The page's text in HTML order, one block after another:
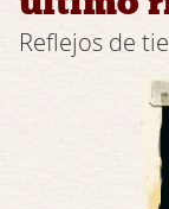
Reflejos de